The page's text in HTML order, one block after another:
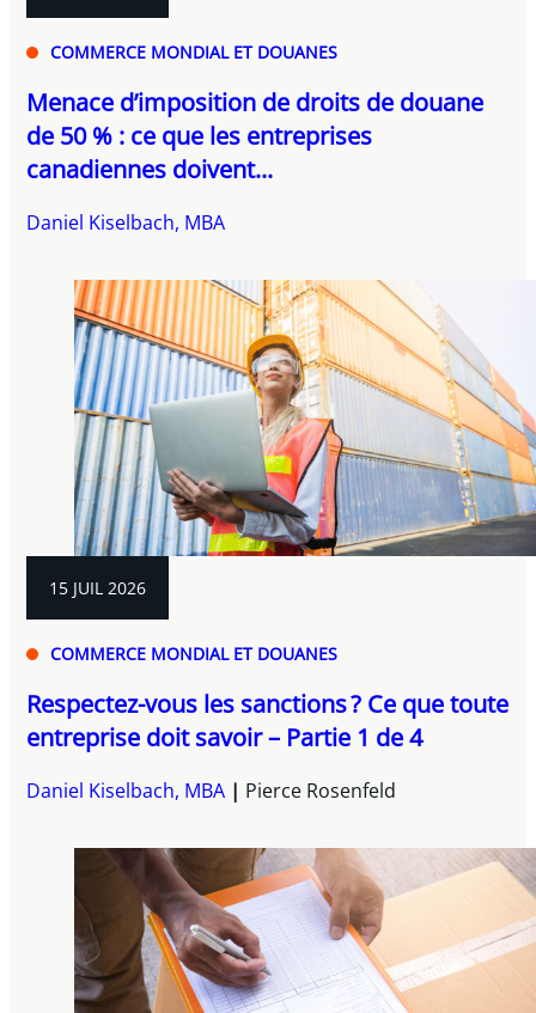
COMMERCE MONDIAL ET DOUANES
Menace d’imposition de droits de douane
de 50 % : ce que les entreprises
canadiennes doivent...
Daniel Kiselbach, MBA
15 JUIL 2026
COMMERCE MONDIAL ET DOUANES
Respectez-vous les sanctions ? Ce que toute
entreprise doit savoir – Partie 1 de 4
Daniel Kiselbach, MBA Pierce Rosenfeld